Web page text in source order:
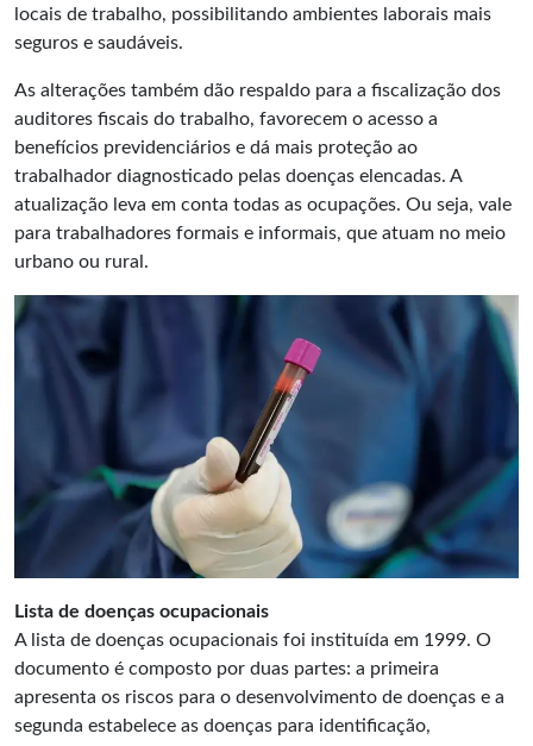
locais de trabalho, possibilitando ambientes laborais mais
seguros e saudáveis.
As alterações também dão respaldo para a fiscalização dos
auditores fiscais do trabalho, favorecem o acesso a
benefícios previdenciários e dá mais proteção ao
trabalhador diagnosticado pelas doenças elencadas. A
atualização leva em conta todas as ocupações. Ou seja, vale
para trabalhadores formais e informais, que atuam no meio
urbano ou rural.
Lista de doenças ocupacionais
A lista de doenças ocupacionais foi instituída em 1999. O
documento é composto por duas partes: a primeira
apresenta os riscos para o desenvolvimento de doenças e a
segunda estabelece as doenças para identificação,